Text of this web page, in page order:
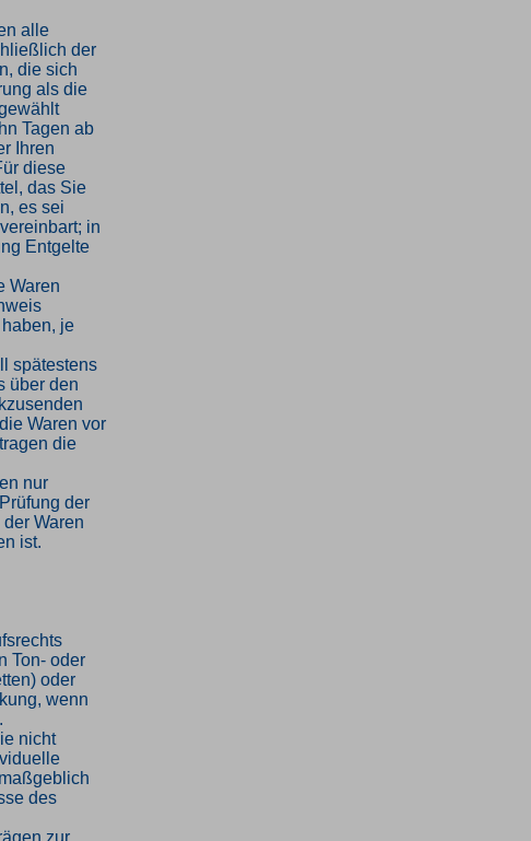
alle
der
die sich
als die
Tagen ab
Ihren
diese
das Sie
es sei
in
Entgelte
Waren
je
spätestens
über den
Waren vor
die
nur
der
Waren
ist.
Ton- oder
oder
wenn
nicht
des
zur